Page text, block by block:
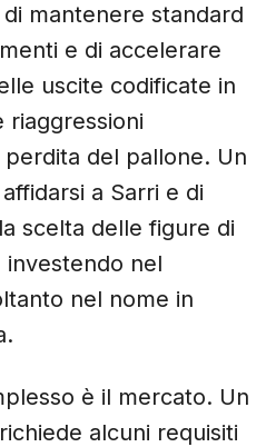
mantenere standard
e di accelerare
uscite codificate in
riaggressioni
del pallone. Un
a Sarri e di
scelta delle figure di
nel
nel nome in
è il mercato. Un
alcuni requisiti